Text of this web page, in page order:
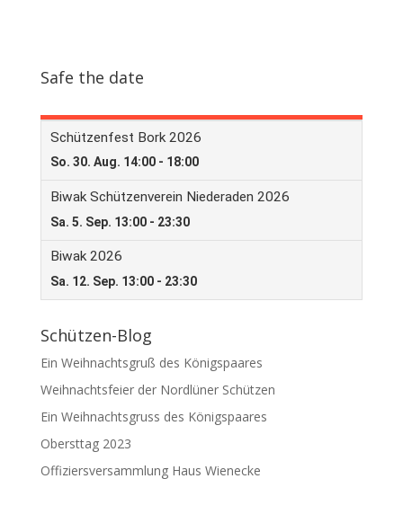
Safe the date
Schützen-Blog
Ein Weihnachtsgruß des Königspaares
Weihnachtsfeier der Nordlüner Schützen
Ein Weihnachtsgruss des Königspaares
Obersttag 2023
Offiziersversammlung Haus Wienecke